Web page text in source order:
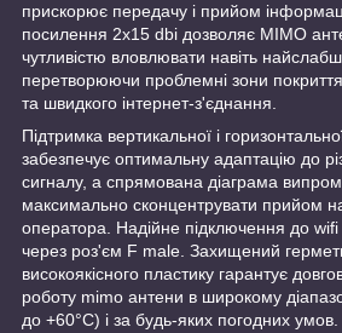
прискорює передачу і прийом
посилення 2x15 dbi дозволяє MIMO
чутливістю вловлювати навіть
перетворюючи проблемні зони покриття
та швидкого інтернет-з'єднання.
Підтримка вертикальної і
забезпечує оптимальну адаптацію до
сигналу, а спрямована діаграма
максимально сконцентрувати прийом на
оператора. Надійне підключення до wifi
через роз'єм F male. Захищений
високоякісного пластику гарантує
роботу mimo антени в широкому
до +60°C) і за будь-яких погодних умов.